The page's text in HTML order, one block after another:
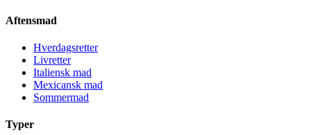
Aftensmad
Hverdagsretter
Livretter
Italiensk mad
Mexicansk mad
Sommermad
Typer